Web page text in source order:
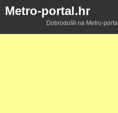
Metro-portal.hr
Dobrodošli na Metro-